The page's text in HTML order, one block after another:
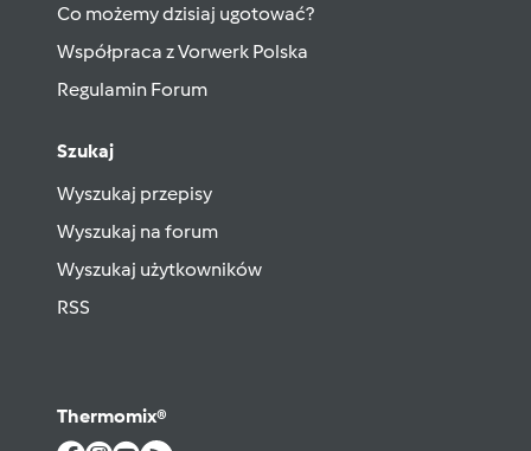
Co możemy dzisiaj ugotować?
Współpraca z Vorwerk Polska
Regulamin Forum
Szukaj
Wyszukaj przepisy
Wyszukaj na forum
Wyszukaj użytkowników
RSS
Thermomix®